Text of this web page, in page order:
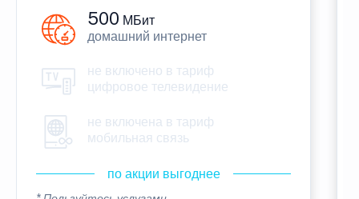
500 МБит
домашний интернет
не включено в тариф
цифровое телевидение
не включена в тариф
мобильная связь
по акции выгоднее